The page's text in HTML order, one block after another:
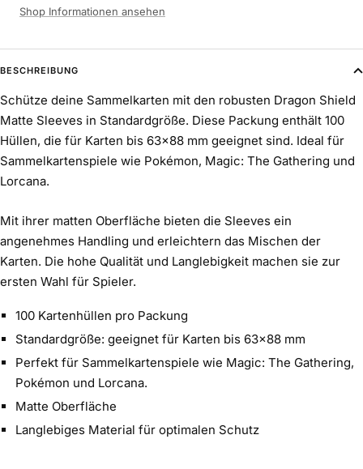
Shop Informationen ansehen
BESCHREIBUNG
Schütze deine Sammelkarten mit den robusten Dragon Shield
Matte Sleeves in Standardgröße. Diese Packung enthält 100
Hüllen, die für Karten bis 63x88 mm geeignet sind. Ideal für
Sammelkartenspiele wie Pokémon, Magic: The Gathering und
Lorcana.
Mit ihrer matten Oberfläche bieten die Sleeves ein
angenehmes Handling und erleichtern das Mischen der
Karten. Die hohe Qualität und Langlebigkeit machen sie zur
ersten Wahl für Spieler.
100 Kartenhüllen pro Packung
Standardgröße: geeignet für Karten bis 63x88 mm
Perfekt für Sammelkartenspiele wie Magic: The Gathering,
Pokémon und Lorcana.
Matte Oberfläche
Langlebiges Material für optimalen Schutz